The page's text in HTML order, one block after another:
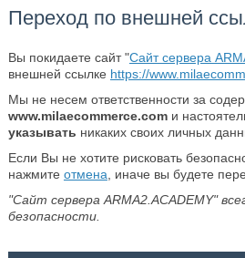
Переход по внешней
Вы покидаете сайт "Сайт сервера
внешней ссылке https://
Мы не несем ответственности за
www.milaecommerce.comи
указывать никаких своих личных
Если Вы не хотите рисковать
нажмите отмена , иначе вы будете
"Сайт сервера ARMA2.ACADEMY"
безопасности.